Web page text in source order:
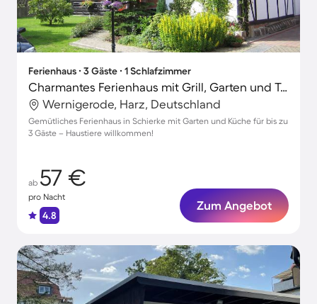
Ferienhaus ∙ 3 Gäste ∙ 1 Schlafzimmer
Charmantes Ferienhaus mit Grill, Garten und Terrasse | Haustiere sind willkommen
Wernigerode, Harz, Deutschland
Gemütliches Ferienhaus in Schierke mit Garten und Küche für bis zu
3 Gäste – Haustiere willkommen!
ab 57 €
pro Nacht
4.8
Zum Angebot